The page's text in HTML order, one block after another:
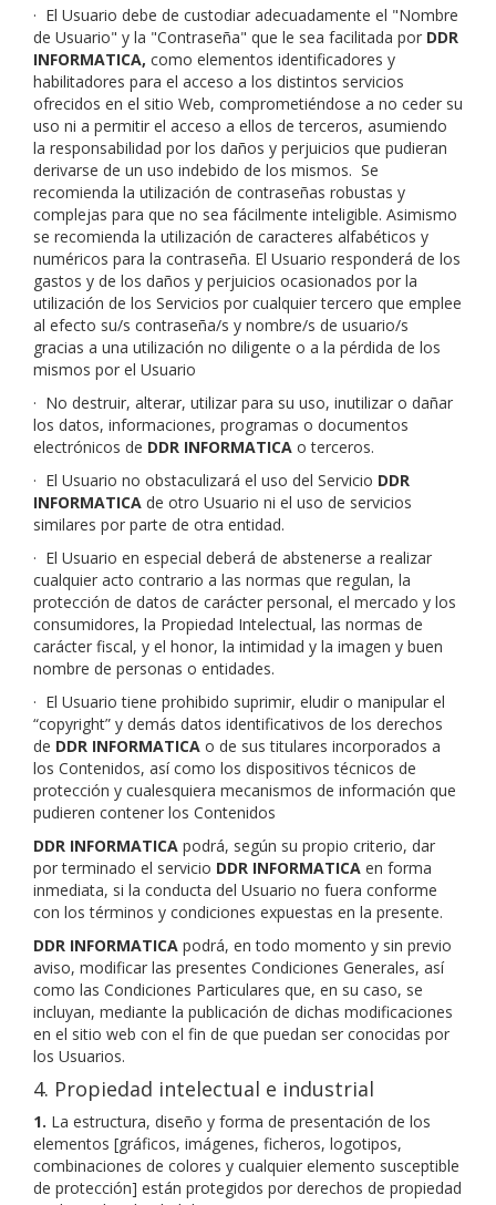
· El Usuario debe de custodiar adecuadamente el "Nombre
de Usuario" y la "Contraseña" que le sea facilitada por DDR
INFORMATICA, como elementos identificadores y
habilitadores para el acceso a los distintos servicios
ofrecidos en el sitio Web, comprometiéndose a no ceder su
uso ni a permitir el acceso a ellos de terceros, asumiendo
la responsabilidad por los daños y perjuicios que pudieran
derivarse de un uso indebido de los mismos. Se
recomienda la utilización de contraseñas robustas y
complejas para que no sea fácilmente inteligible. Asimismo
se recomienda la utilización de caracteres alfabéticos y
numéricos para la contraseña. El Usuario responderá de los
gastos y de los daños y perjuicios ocasionados por la
utilización de los Servicios por cualquier tercero que emplee
al efecto su/s contraseña/s y nombre/s de usuario/s
gracias a una utilización no diligente o a la pérdida de los
mismos por el Usuario
· No destruir, alterar, utilizar para su uso, inutilizar o dañar
los datos, informaciones, programas o documentos
electrónicos de DDR INFORMATICA o terceros.
· El Usuario no obstaculizará el uso del Servicio DDR
INFORMATICA de otro Usuario ni el uso de servicios
similares por parte de otra entidad.
· El Usuario en especial deberá de abstenerse a realizar
cualquier acto contrario a las normas que regulan, la
protección de datos de carácter personal, el mercado y los
consumidores, la Propiedad Intelectual, las normas de
carácter fiscal, y el honor, la intimidad y la imagen y buen
nombre de personas o entidades.
· El Usuario tiene prohibido suprimir, eludir o manipular el
“copyright” y demás datos identificativos de los derechos
de DDR INFORMATICA o de sus titulares incorporados a
los Contenidos, así como los dispositivos técnicos de
protección y cualesquiera mecanismos de información que
pudieren contener los Contenidos
DDR INFORMATICA podrá, según su propio criterio, dar
por terminado el servicio DDR INFORMATICA en forma
inmediata, si la conducta del Usuario no fuera conforme
con los términos y condiciones expuestas en la presente.
DDR INFORMATICA podrá, en todo momento y sin previo
aviso, modificar las presentes Condiciones Generales, así
como las Condiciones Particulares que, en su caso, se
incluyan, mediante la publicación de dichas modificaciones
en el sitio web con el fin de que puedan ser conocidas por
los Usuarios.
4. Propiedad intelectual e industrial
1. La estructura, diseño y forma de presentación de los
elementos [gráficos, imágenes, ficheros, logotipos,
combinaciones de colores y cualquier elemento susceptible
de protección] están protegidos por derechos de propiedad